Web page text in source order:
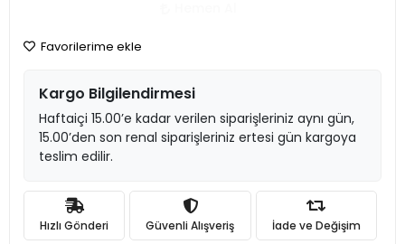
Favorilerime ekle
Kargo Bilgilendirmesi
Haftaiçi 15.00’e kadar verilen siparişleriniz aynı gün,
15.00’den son renal siparişleriniz ertesi gün kargoya
teslim edilir.
Hızlı Gönderi Güvenli Alışveriş İade ve Değişim